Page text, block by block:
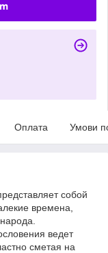
Оплата Умови
собой
времена,
ведет
сметая на